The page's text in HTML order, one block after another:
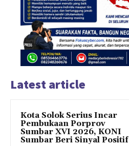
Latest article
Kota Solok Serius Incar
Pembukaan Porprov
Sumbar XVI 2026, KONI
Sumbar Beri Sinyal Positif